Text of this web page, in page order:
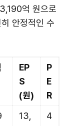
억 원으로
안정적인 수
EP
S
(원)
P
E
R
13,
4